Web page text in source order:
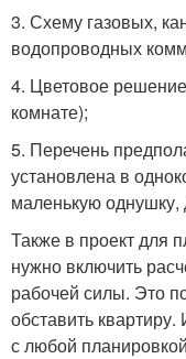
3. Схему газовых,
водопроводных
4. Цветовое
комнате);
5. Перечень
установлена в
маленькую однушку,
Также в проект для
нужно включить
рабочей силы. Это
обставить
с любой